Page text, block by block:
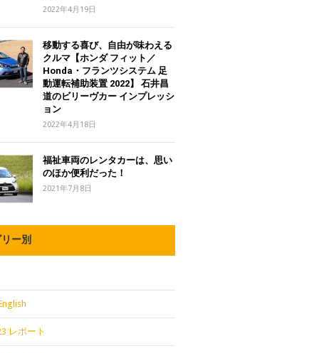
2022年4月19日
移動する喜び、自由が味わえる
クルマ【ホンダ フィット／
Honda・フランツシステム 足
動運転補助装置 2022】 石井昌
道のビリーヴカー インプレッシ
ョン
2022年4月18日
福祉車両のレンタカーは、思い
のほか便利だった！
2021年7月8日
ー別
レポート